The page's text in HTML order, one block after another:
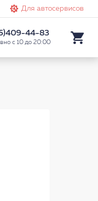
Для автосервисов
44-83
с 10 до 20:00